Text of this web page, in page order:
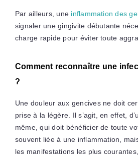
Par ailleurs, une inflammation des
signaler une gingivite débutante
charge rapide pour éviter toute
Comment reconnaître une
?
Une douleur aux gencives ne doit
prise à la légère. Il s’agit, en effet,
même, qui doit bénéficier de toute
souvent liée à une inflammation,
les manifestations les plus